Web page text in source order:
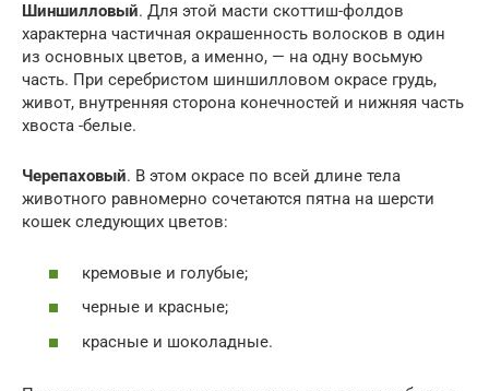
Шиншилловый. Для этой масти скоттиш-фолдов
характерна частичная окрашенность волосков в один
из основных цветов, а именно, — на одну восьмую
часть. При серебристом шиншилловом окрасе грудь,
живот, внутренняя сторона конечностей и нижняя часть
хвоста -белые.
Черепаховый. В этом окрасе по всей длине тела
животного равномерно сочетаются пятна на шерсти
кошек следующих цветов:
кремовые и голубые;
черные и красные;
красные и шоколадные.